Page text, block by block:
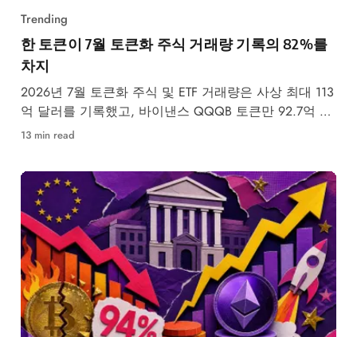
Trending
한 토큰이 7월 토큰화 주식 거래량 기록의 82%를
차지
2026년 7월 토큰화 주식 및 ETF 거래량은 사상 최대 113
억 달러를 기록했고, 바이낸스 QQQB 토큰만 92.7억 달
러를
13 min read